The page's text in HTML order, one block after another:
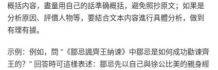
概括内容，盡量用自己的話準确概括，避免照抄原文；如果是
分析原因、評價人物等，要結合文本内容進行具體分析，做到
有理有據。
示例：例如，問 “《鄒忌諷齊王納谏》中鄒忌是如何成功勸谏齊
王的？” 回答時可這樣表述：鄒忌先以自己與徐公比美的親身經